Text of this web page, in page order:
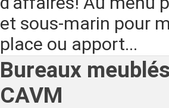
et sous-marin pour
place ou apport...
Bureaux
CAVM